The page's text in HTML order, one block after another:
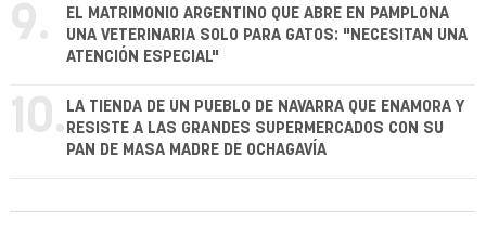
9.
EL MATRIMONIO ARGENTINO QUE ABRE EN PAMPLONA
UNA VETERINARIA SOLO PARA GATOS: "NECESITAN UNA
ATENCIÓN ESPECIAL"
10. LA TIENDA DE UN PUEBLO DE NAVARRA QUE ENAMORA Y
RESISTE A LAS GRANDES SUPERMERCADOS CON SU
PAN DE MASA MADRE DE OCHAGAVÍA